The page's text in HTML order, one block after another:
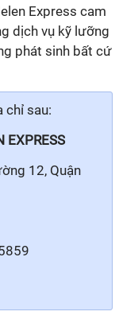
Express cam
dịch vụ kỹ lưỡng
phát sinh bất cứ
chỉ sau:
EXPRESS
12, Quận